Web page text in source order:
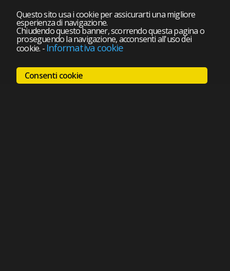
Questo sito usa i cookie per assicurarti una migliore
esperienza di navigazione.
Chiudendo questo banner, scorrendo questa pagina o
proseguendo la navigazione, acconsenti all'uso dei
cookie. - Informativa cookie
Consenti cookie